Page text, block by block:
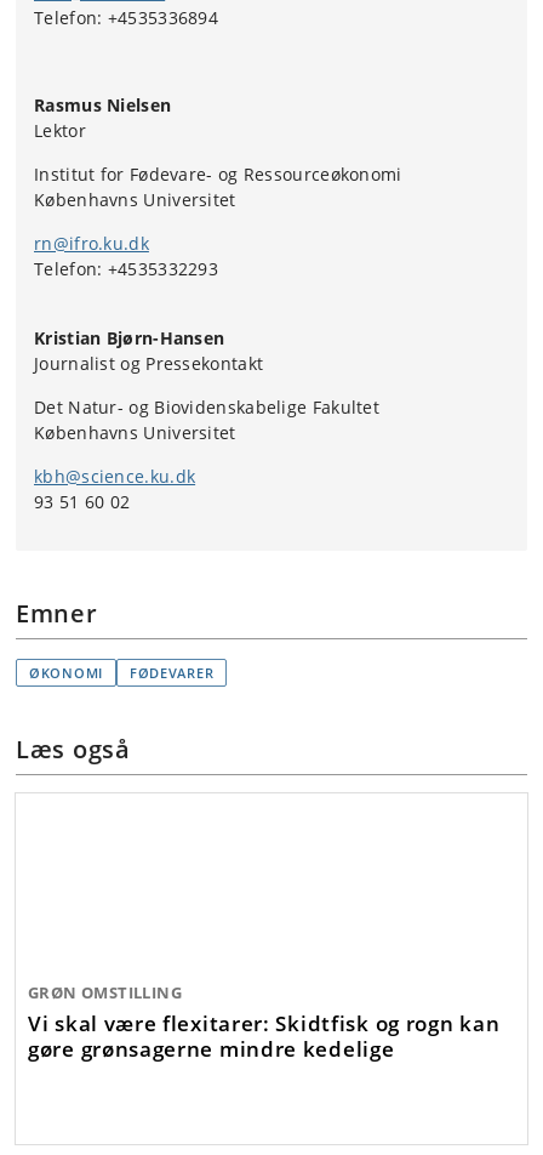
Telefon: +4535336894
Rasmus Nielsen
Lektor
Institut for Fødevare- og Ressourceøkonomi
Københavns Universitet
rn@ifro.ku.dk
Telefon: +4535332293
Kristian Bjørn-Hansen
Journalist og Pressekontakt
Det Natur- og Biovidenskabelige Fakultet
Københavns Universitet
kbh@science.ku.dk
93 51 60 02
Emner
ØKONOMI FØDEVARER
Læs også
GRØN OMSTILLING
Vi skal være flexitarer: Skidtfisk og rogn kan
gøre grønsagerne mindre kedelige